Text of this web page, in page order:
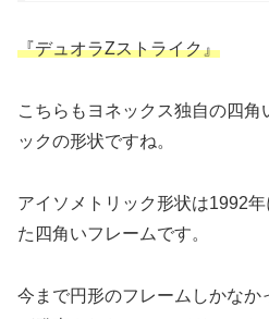
『デュオラZストライク』
こちらもヨネックス独自の四角
ックの形状ですね。
アイソメトリック形状は1992
た四角いフレームです。
今まで円形のフレームしかなか